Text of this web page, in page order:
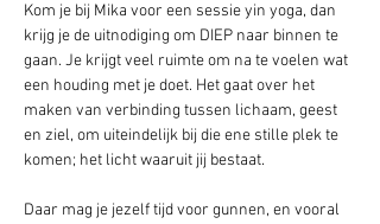
Kom je bij Mika voor een sessie yin yoga, dan
krijg je de uitnodiging om DIEP naar binnen te
gaan. Je krijgt veel ruimte om na te voelen wat
een houding met je doet. Het gaat over het
maken van verbinding tussen lichaam, geest
en ziel, om uiteindelijk bij die ene stille plek te
komen; het licht waaruit jij bestaat.
Daar mag je jezelf tijd voor gunnen, en vooral